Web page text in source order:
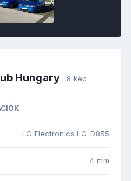
Hungary · 8 kép
LG Electronics LG-D855
4 mm